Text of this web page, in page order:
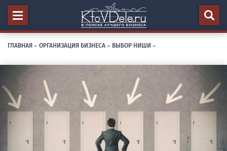
ГЛАВНАЯ » ОРГАНИЗАЦИЯ БИЗНЕСА » ВЫБОР НИШИ »